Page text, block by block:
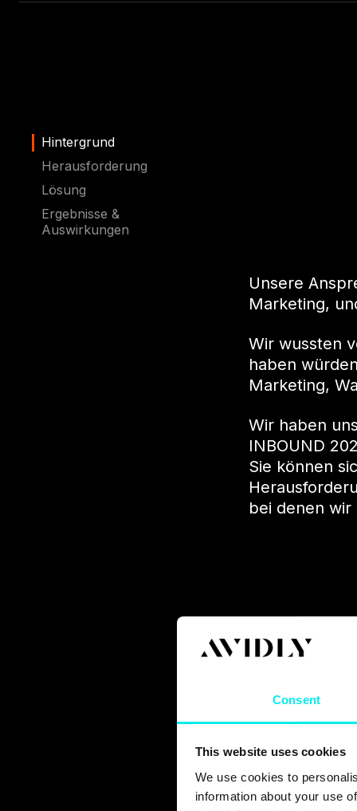
Consent
This website uses cookies
We use cookies to
information about your use
Hintergrund
Herausforderung
Lösung
Ergebnisse &
Auswirkungen
Unsere
Marketing,
Wir wussten
haben
Marketing,
Wir haben
INBOUND
Sie können
bei denen